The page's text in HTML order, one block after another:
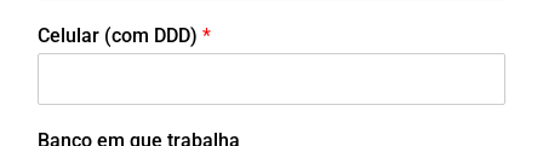
Celular (com DDD) *
Banco em que trabalha